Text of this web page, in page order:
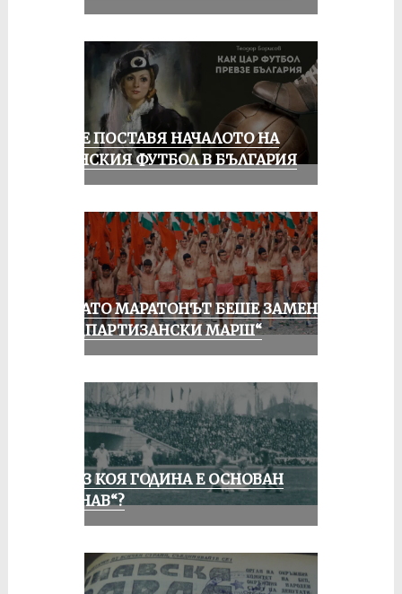
РУСЕ ПОСТАВЯ НАЧАЛОТО НА
ЖЕНСКИЯ ФУТБОЛ В БЪЛГАРИЯ
КОГАТО МАРАТОНЪТ БЕШЕ ЗАМЕНЕН
ОТ „ПАРТИЗАНСКИ МАРШ“
ПРЕЗ КОЯ ГОДИНА Е ОСНОВАН
„ДУНАВ“?